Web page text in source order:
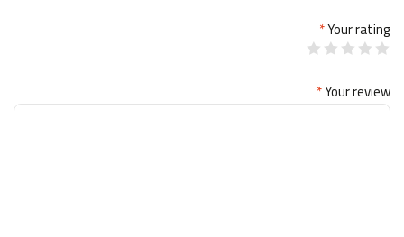
Your rating
*
Your review
*